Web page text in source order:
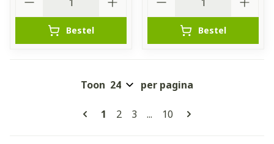
Bestel Bestel
Pagina's
U lees momenteel pagina
1 Pagina
2 Pagina
3 ... Pagina
10
Toon per pagina